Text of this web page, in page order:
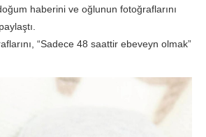
haberini ve oğlunun fotoğraflarını
“Sadece 48 saattir ebeveyn olmak”